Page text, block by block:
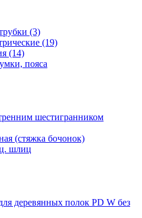
(3)
(19)
(14)
пояса
шестигранником
(стяжка бочонок)
шлиц
деревянных полок PD W без